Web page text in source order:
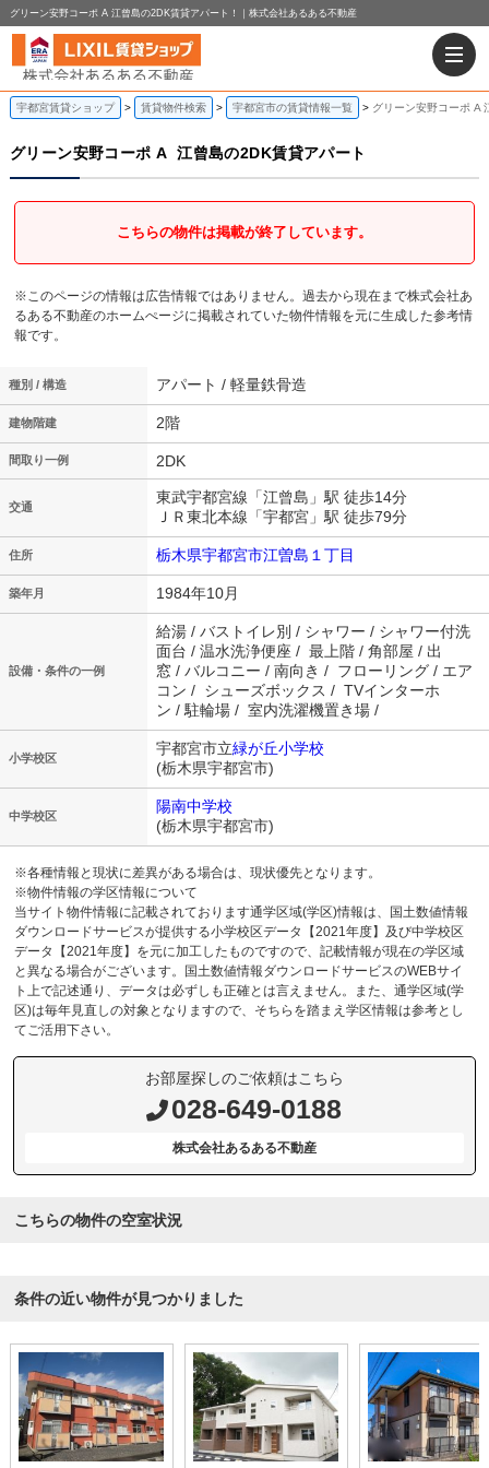
グリーン安野コーポ A 江曾島の2DK賃貸アパート！｜株式会社あるある不動産
宇都宮賃貸ショップ 賃貸物件検索 宇都宮市の賃貸情報一覧 グリーン安野コーポ A
グリーン安野コーポ A 江曾島の2DK賃貸アパート
こちらの物件は掲載が終了しています。
※このページの情報は広告情報ではありません。過去から現在まで株式会社あ
るある不動産のホームぺージに掲載されていた物件情報を元に生成した参考情
報です。
種別 / 構造 アパート / 軽量鉄骨造
建物階建 2階
間取り一例 2DK
交通
東武宇都宮線「江曾島」駅 徒歩14分
ＪＲ東北本線「宇都宮」駅 徒歩79分
住所 栃木県宇都宮市江曽島１丁目
築年月 1984年10月
設備・条件の一例
給湯 / バストイレ別 / シャワー / シャワー付洗
面台 / 温水洗浄便座 / 最上階 / 角部屋 / 出
窓 / バルコニー / 南向き / フローリング / エア
コン / シューズボックス / TVインターホ
ン / 駐輪場 / 室内洗濯機置き場 /
小学校区
宇都宮市立緑が丘小学校
(栃木県宇都宮市)
中学校区
陽南中学校
(栃木県宇都宮市)
※各種情報と現状に差異がある場合は、現状優先となります。
※物件情報の学区情報について
当サイト物件情報に記載されております通学区域(学区)情報は、国土数値情報
ダウンロードサービスが提供する小学校区データ【2021年度】及び中学校区
データ【2021年度】を元に加工したものですので、記載情報が現在の学区域
と異なる場合がございます。国土数値情報ダウンロードサービスのWEBサイ
ト上で記述通り、データは必ずしも正確とは言えません。また、通学区域(学
区)は毎年見直しの対象となりますので、そちらを踏まえ学区情報は参考とし
てご活用下さい。
お部屋探しのご依頼はこちら
028-649-0188
株式会社あるある不動産
こちらの物件の空室状況
条件の近い物件が見つかりました